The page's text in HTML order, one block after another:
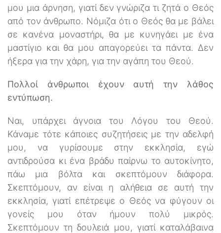
μου μια άρνηση, γιατί δεν γνώριζα τι ζητά ο Θεός
από τον άνθρωπο. Νόμιζα ότι ο Θεός θα με βάλει
σε κανένα μοναστήρι, θα με κυνηγάει με ένα
μαστίγιο και θα μου απαγορεύει τα πάντα. Δεν
ήξερα για την χάρη, για την αγάπη του Θεού.
Πολλοί άνθρωποι έχουν αυτή την λάθος
εντύπωση.
Ναι, υπάρχει άγνοια του Λόγου του Θεού.
Κάναμε τότε κάποιες συζητήσεις με την αδελφή
μου, να γυρίσουμε στην εκκλησία, εγώ
αντιδρούσα κι ένα βράδυ παίρνω το αυτοκίνητο,
πάω μια βόλτα και σκεπτόμουν διάφορα.
Σκεπτόμουν, αν είναι η αλήθεια σε αυτή την
εκκλησία, γιατί επέτρεψε ο Θεός να φύγουν οι
γονείς μου όταν ήμουν πολύ μικρός.
Σκεπτόμουν τη δουλειά μου, γιατί καταλάβαινα